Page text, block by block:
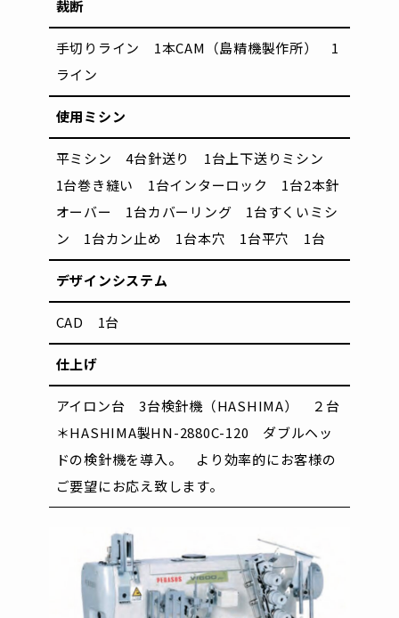
裁断
手切りライン 1本CAM（島精機製作所） 1
ライン
使用ミシン
平ミシン 4台針送り 1台 上下送りミシン
1台巻き縫い 1台インターロック 1台2本針
オーバー 1台カバーリング 1台すくいミシ
ン 1台カン止め 1台本穴 1台平穴 1台
デザインシステム
CAD 1台
仕上げ
アイロン台 3台検針機（HASHIMA） ２台
＊HASHIMA製HN-2880C-120 ダブルヘッ
ドの検針機を導入。
より効率的にお客様の
ご要望にお応え致します。